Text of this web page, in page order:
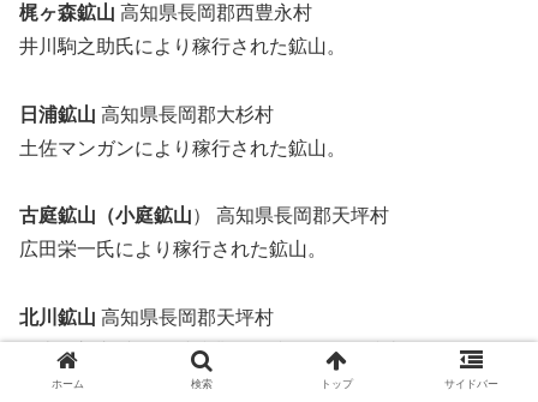
梶ヶ森鉱山 高知県長岡郡西豊永村
井川駒之助氏により稼行された鉱山。
日浦鉱山 高知県長岡郡大杉村
土佐マンガンにより稼行された鉱山。
古庭鉱山（小庭鉱山） 高知県長岡郡天坪村
広田栄一氏により稼行された鉱山。
北川鉱山 高知県長岡郡天坪村
矢上治郎市氏と三村鉱業より稼行された鉱山。
ホーム 検索 トップ サイドバー